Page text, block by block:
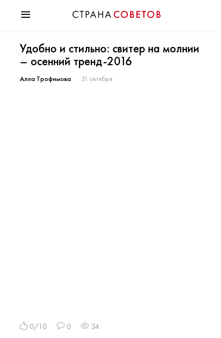
Мода
Звезды
Гороскопы
Удобно и стильно: свитер на молнии
– осенний тренд-2016
Алла Трофимова 31 октября
0/10 0 34